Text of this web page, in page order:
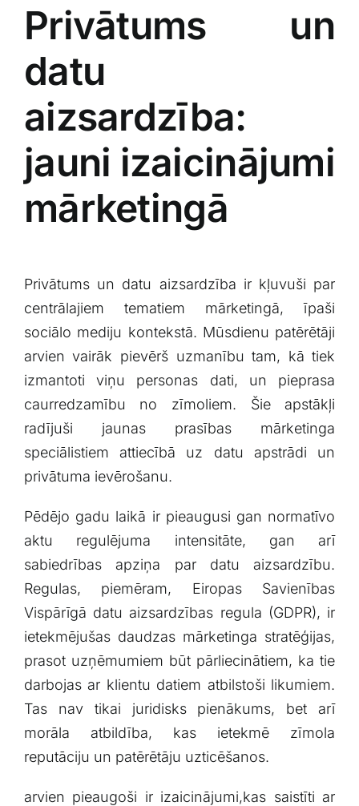
Privātums un
datu
aizsardzība:
jauni⁤ izaicinājumi
mārketingā
Privātums un datu aizsardzība ir kļuvuši par
centrālajiem tematiem mārketingā, īpaši
sociālo mediju kontekstā. Mūsdienu patērētāji
arvien vairāk pievērš uzmanību tam, kā tiek
izmantoti viņu personas dati, un pieprasa
caurredzamību no zīmoliem. Šie apstākļi
radījuši jaunas prasības mārketinga
speciālistiem attiecībā uz datu apstrādi un
privātuma ievērošanu.
Pēdējo gadu laikā ir pieaugusi gan ​normatīvo
aktu ⁣regulējuma intensitāte, gan arī
sabiedrības apziņa par datu aizsardzību.
Regulas, piemēram, ‍Eiropas Savienības
Vispārīgā ⁤datu aizsardzības regula (GDPR), ir‍
ietekmējušas daudzas mārketinga stratēģijas,
prasot ⁢uzņēmumiem būt pārliecinātiem, ka tie
darbojas ar ​klientu ​datiem atbilstoši⁤ likumiem.
Tas nav tikai juridisks pienākums, bet arī
morāla atbildība,‌ kas ietekmē zīmola
reputāciju⁣ un patērētāju uzticēšanos.
arvien pieaugoši ir izaicinājumi,kas saistīti ar